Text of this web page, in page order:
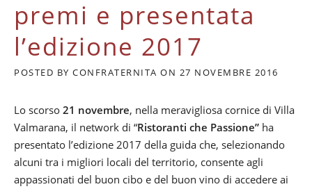
I
D
E
L
L
O
I
R
A
”
premi e presentata
l’edizione 2017
POSTED BY CONFRATERNITA ON 27 NOVEMBRE 2016
Lo scorso 21 novembre, nella meravigliosa cornice di Villa
Valmarana, il network di “Ristoranti che Passione” ha
presentato l’edizione 2017 della guida che, selezionando
alcuni tra i migliori locali del territorio, consente agli
appassionati del buon cibo e del buon vino di accedere ai